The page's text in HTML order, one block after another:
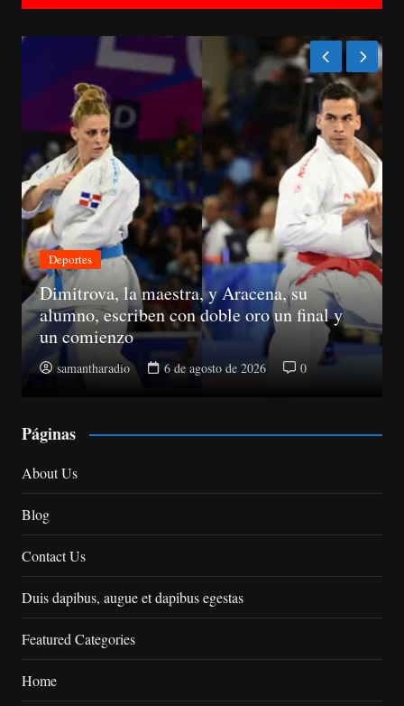
Económica
Suspenden registros de proveedores del
Estado a 10 senadores
samantharadio 5 de agosto de 2026 0
Páginas
About Us
Blog
Contact Us
Duis dapibus, augue et dapibus egestas
Featured Categories
Home